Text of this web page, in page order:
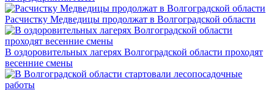
Расчистку Медведицы продолжат в Волгоградской области
В оздоровительных лагерях Волгоградской области проходят
весенние смены